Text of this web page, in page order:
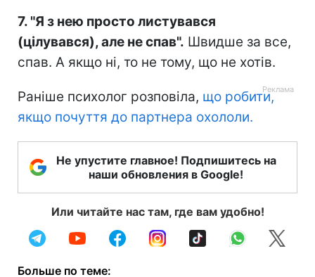
7. "Я з нею просто листувався
(цілувався), але не спав". Швидше за все,
спав. А якщо ні, то не тому, що не хотів.⠀
Раніше психолог розповіла, що робити,
якщо почуття до партнера охололи.
Не упустите главное! Подпишитесь на
наши обновления в Google!
Или читайте нас там, где вам удобно!
Больше по теме: